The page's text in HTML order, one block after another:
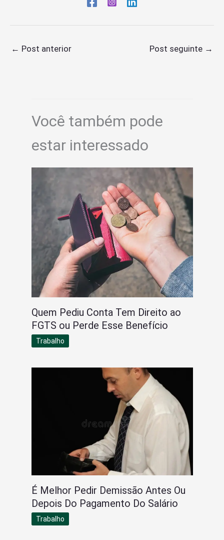
← Post anterior Post seguinte →
Você também pode
estar interessado
Quem Pediu Conta Tem Direito ao
FGTS ou Perde Esse Benefício
Trabalho
É Melhor Pedir Demissão Antes Ou
Depois Do Pagamento Do Salário
Trabalho